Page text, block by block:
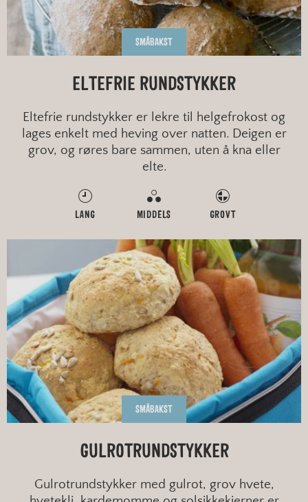
SMÅBAKST
ELTEFRIE RUNDSTYKKER
Eltefrie rundstykker er lekre til helgefrokost og
lages enkelt med heving over natten. Deigen er
grov, og røres bare sammen, uten å kna eller
elte.
LANG MIDDELS GROVT
SMÅBAKST
GULROTRUNDSTYKKER
Gulrotrundstykker med gulrot, grov hvete,